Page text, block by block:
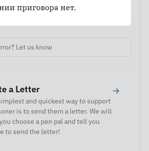
приговора нет.
Let us know
a Letter
and quickest way to support
is to send them a letter. We will
choose a pen pal and tell you
to send the letter!
→